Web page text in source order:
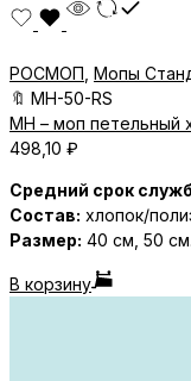
РОСМОП Мопы
🔖 MH-50-RS
MH – моп петельный
498,10 ₽
Средний срок
Состав: хлопок/
Размер: 40 см, 50 см.
В корзину